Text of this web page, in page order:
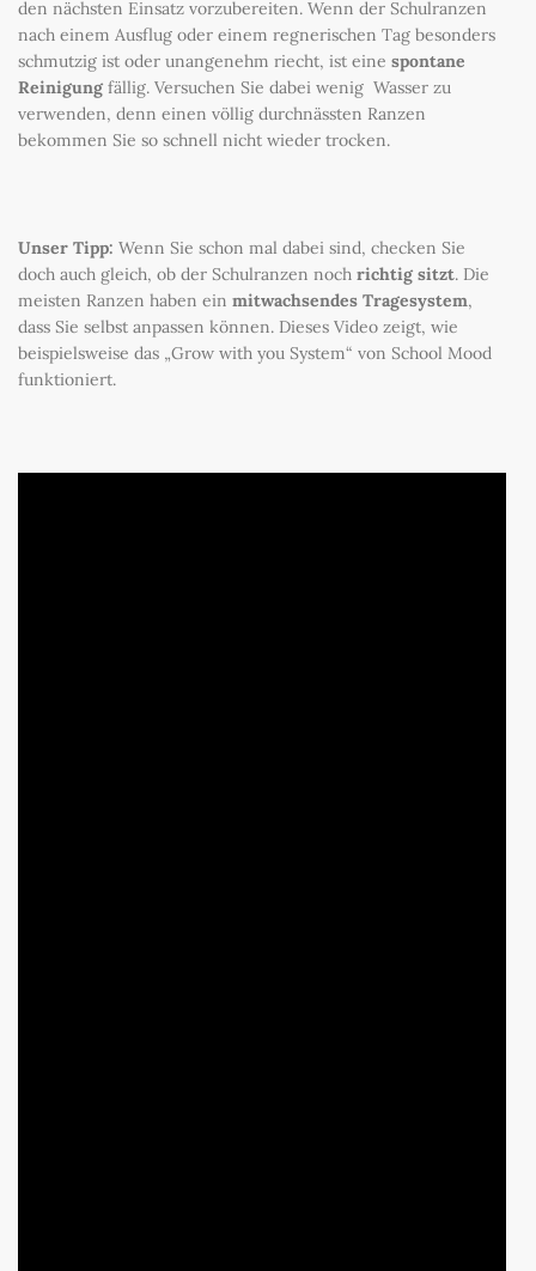
den nächsten Einsatz vorzubereiten. Wenn der Schulranzen
nach einem Ausflug oder einem regnerischen Tag besonders
schmutzig ist oder unangenehm riecht, ist eine spontane
Reinigung fällig. Versuchen Sie dabei wenig Wasser zu
verwenden, denn einen völlig durchnässten Ranzen
bekommen Sie so schnell nicht wieder trocken.
Unser Tipp: Wenn Sie schon mal dabei sind, checken Sie
doch auch gleich, ob der Schulranzen noch richtig sitzt. Die
meisten Ranzen haben ein mitwachsendes Tragesystem,
dass Sie selbst anpassen können. Dieses Video zeigt, wie
beispielsweise das „Grow with you System“ von School Mood
funktioniert.